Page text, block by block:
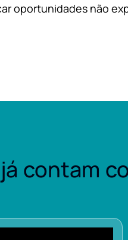
oportunidades não
contam